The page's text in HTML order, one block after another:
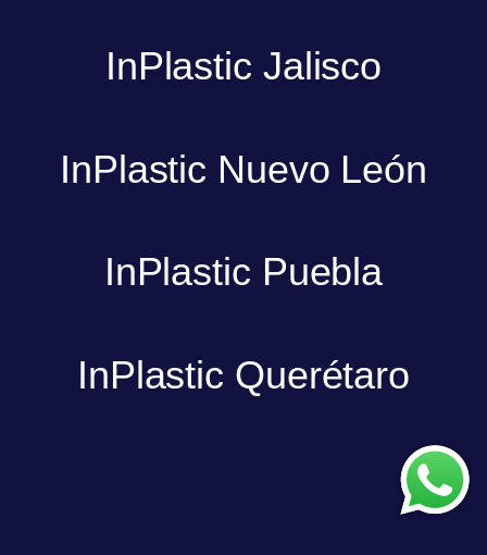
InPlastic Jalisco
InPlastic Nuevo León
InPlastic Puebla
InPlastic Querétaro